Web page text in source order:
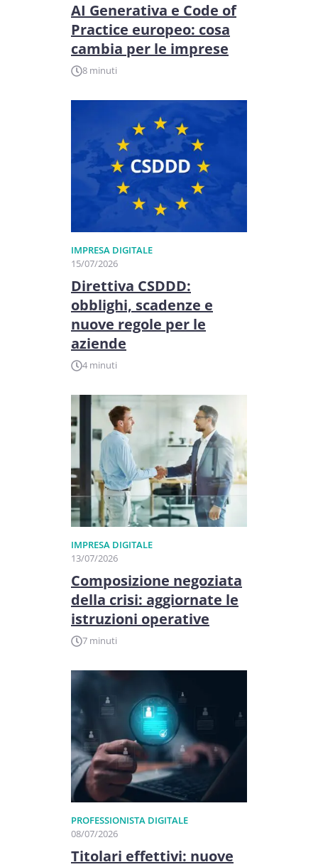
AI Generativa e Code of
Practice europeo: cosa
cambia per le imprese
8 minuti
IMPRESA DIGITALE
15/07/2026
Direttiva CSDDD:
obblighi, scadenze e
nuove regole per le
aziende
4 minuti
IMPRESA DIGITALE
13/07/2026
Composizione negoziata
della crisi: aggiornate le
istruzioni operative
7 minuti
PROFESSIONISTA DIGITALE
08/07/2026
Titolari effettivi: nuove